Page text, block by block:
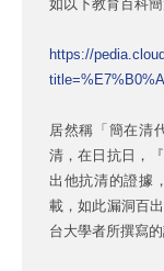
如以下教育百科
https://
居然稱「簡在清
清，在日抗日，
出他抗清的證據
載，如此漏洞百
台大學者所撰寫